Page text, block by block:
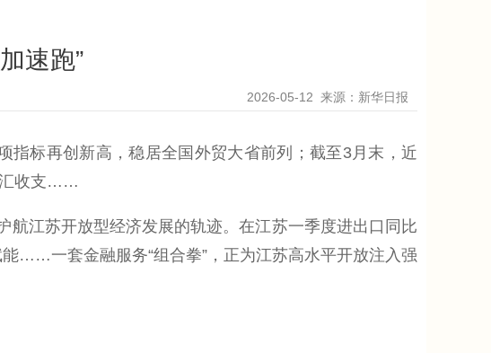
速跑”
2026-05-12 来源：新华日报
标再创新高，稳居全国外贸大省前列；截至3月末，近
汇收支……
江苏开放型经济发展的轨迹。在江苏一季度进出口同比
……一套金融服务“组合拳”，正为江苏高水平开放注入强